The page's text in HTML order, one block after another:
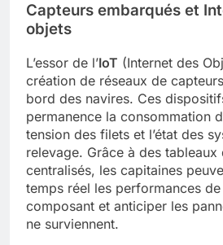
Capteurs embarqués et
objets
L’essor de l’IoT (Internet des
création de réseaux de
bord des navires. Ces
permanence la consommation
tension des filets et l’état des
relevage. Grâce à des tableaux
centralisés, les capitaines
temps réel les performances
composant et anticiper les
ne surviennent.